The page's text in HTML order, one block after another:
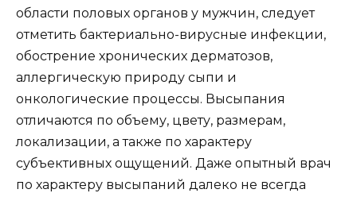
области половых органов у мужчин, следует
отметить бактериально-вирусные инфекции,
обострение хронических дерматозов,
аллергическую природу сыпи и
онкологические процессы. Высыпания
отличаются по объему, цвету, размерам,
локализации, а также по характеру
субъективных ощущений. Даже опытный врач
по характеру высыпаний далеко не всегда